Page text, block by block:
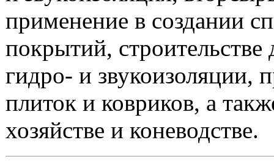
применение в создании
покрытий, строительстве
гидро- и звукоизоляции,
плиток и ковриков, а
хозяйстве и коневодстве.